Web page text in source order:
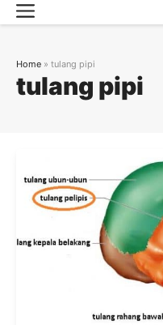
Skip
to
Menu
tulang pipi
Home » tulang pipi